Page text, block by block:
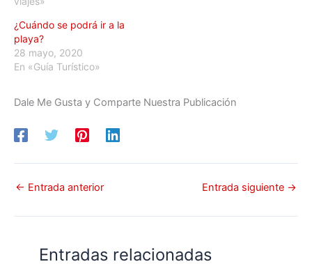
¿Cuándo se podrá ir a la
playa?
28 mayo, 2020
En «Guía Turístico»
Dale Me Gusta y Comparte Nuestra Publicación
← Entrada anterior Entrada siguiente →
Entradas relacionadas